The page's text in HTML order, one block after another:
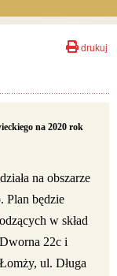
drukuj
na 2020 rok
na obszarze
Plan będzie
w skład
22c i
ul. Długa